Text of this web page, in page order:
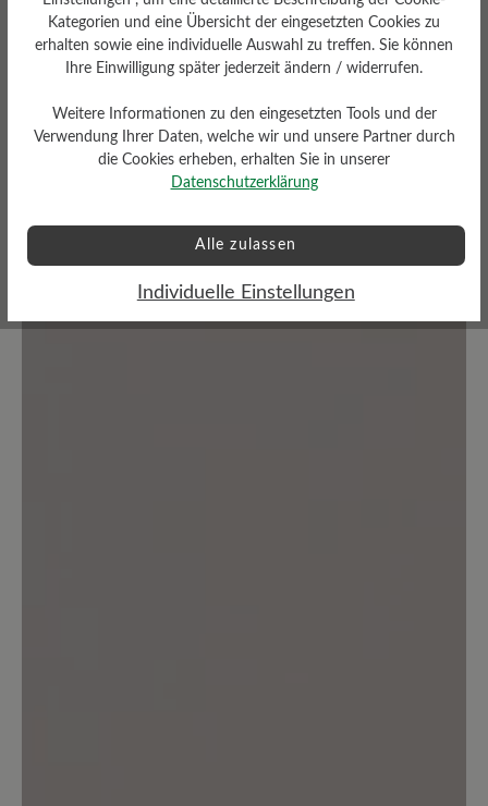
Bewerten Sie dieses Produkt!
Teilen Sie Ihre Erfahrungen mit anderen
Kunden.
Bewertung schreiben
Keine Bewertungen gefunden. Teilen Sie Ihre Erfahrungen
Kategorien und eine Übersicht der eingesetzten Cookies zu
erhalten sowie eine individuelle Auswahl zu treffen. Sie können
Ihre Einwilligung später jederzeit ändern / widerrufen.
Weitere Informationen zu den eingesetzten Tools und der
Verwendung Ihrer Daten, welche wir und unsere Partner durch
die Cookies erheben, erhalten Sie in unserer
Datenschutzerklärung
Alle zulassen
Individuelle Einstellungen